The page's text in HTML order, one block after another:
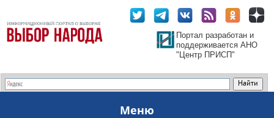
Портал разработан и
поддерживается АНО
"Центр ПРИСП"
Меню